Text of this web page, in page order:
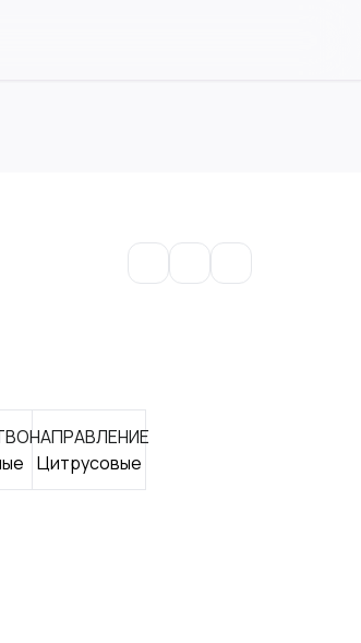
НАПРАВЛЕНИЕ
Цитрусовые